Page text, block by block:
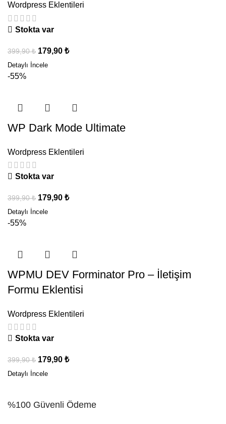
Wordpress Eklentileri
Stokta var
399,90₺ 179,90 ₺
-55%
WP Dark Mode Ultimate
Wordpress Eklentileri
Stokta var
399,90₺ 179,90 ₺
-55%
WPMU DEV Forminator Pro – İletişim
Formu Eklentisi
Wordpress Eklentileri
Stokta var
399,90₺ 179,90 ₺
%100 Güvenli Ödeme